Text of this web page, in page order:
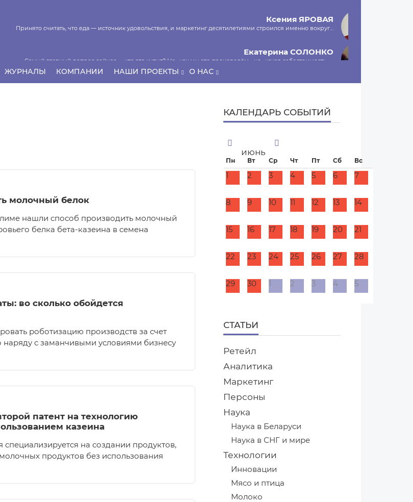
Ксения ЯРОВАЯ
Принято считать, что еда — источник удовольствия, и маркетинг десятилетиями строился именно вокруг…
Екатерина СОЛОНКО
Самый главный вопрос сейчас — кто это купит? Не «как мы это произведём», не «какая себестоимость»,…
СергейЛЯШКО
ЖУРНАЛЫ КОМПАНИИ НАШИ ПРОЕКТЫ О НАС
молочный белок
нашли способ производить молочный
белка бета-казеина в семена
во сколько обойдется
роботизацию производств за счет
наряду с заманчивыми условиями бизнесу
патент на технологию
казеина
на создании продуктов,
продуктов без использования
КАЛЕНДАРЬ СОБЫТИЙ
июнь
Пн Вт Ср Чт Пт Сб Вс
1 2 3 4 5 6 7
8 9 10 11 12 13 14
15 16 17 18 19 20 21
22 23 24 25 26 27 28
29 30 1 2 3 4 5
СТАТЬИ
Ретейл
Аналитика
Маркетинг
Персоны
Наука
Наука в Беларуси
Наука в СНГ и мире
Технологии
Инновации
Мясо и птица
Молоко